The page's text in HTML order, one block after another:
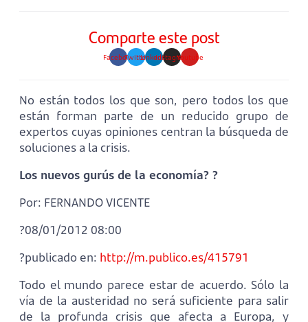
Comparte este post
FacebookTwitterLinkedinInstagramYoutube
No están todos los que son, pero todos los que
están forman parte de un reducido grupo de
expertos cuyas opiniones centran la búsqueda de
soluciones a la crisis.
Los nuevos gurús de la economía? ?
Por: FERNANDO VICENTE
?08/01/2012 08:00
?publicado en: http://m.publico.es/415791
Todo el mundo parece estar de acuerdo. Sólo la
vía de la austeridad no será suficiente para salir
de la profunda crisis que afecta a Europa, y